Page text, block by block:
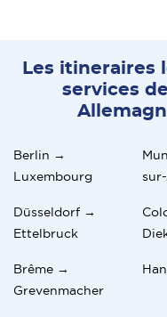
Les itineraires
services
Berlin →
Luxembourg
Düsseldorf →
Ettelbruck
Brême →
Grevenmacher